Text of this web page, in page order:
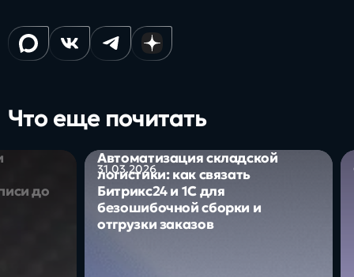
Что еще почитать
до
31.03.2026
Автоматизация складской
логистики: как связать
Битрикс24 и 1С для
безошибочной сборки и
отгрузки заказов